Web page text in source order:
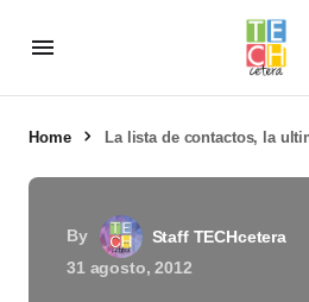
Home La lista de contactos, la
By
Staff TECHcetera
31 agosto, 2012